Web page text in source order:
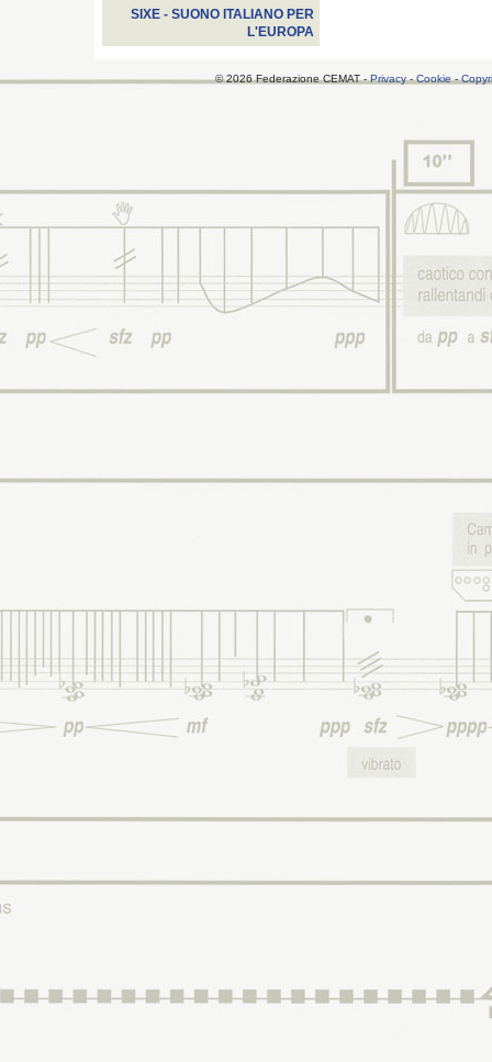
SIXE - SUONO ITALIANO PER
L'EUROPA
© 2026 Federazione CEMAT -Privacy-Cookie-